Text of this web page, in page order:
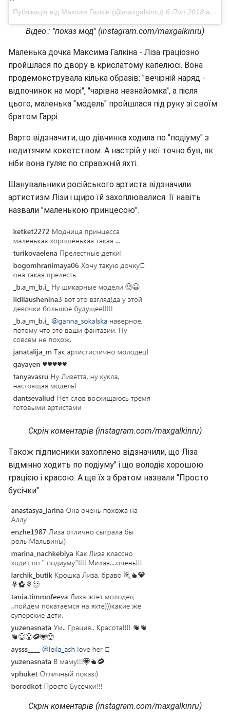
Публікація від Максим Галкін (@maxgalkinru) 6 Лип 2018 в 8:21 PDT
Відео : "показ мод" (instagram.com/maxgalkinru)
Маленька дочка Максима Галкіна - Ліза граціозно
пройшлася по двору в крислатому капелюсі. Вона
продемонструвала кілька образів: "вечірній наряд -
відпочинок на морі", "чарівна незнайомка", а після
цього, маленька "модель" пройшлася під руку зі своїм
братом Гаррі.
Варто відзначити, що дівчинка ходила по "подіуму" з
недитячим кокетством. А настрій у неї точно був, як
ніби вона гуляє по справжній яхті.
Шанувальники російського артиста відзначили
артистизм Лізи і щиро їй захоплювалися. Її навіть
назвали "маленькою принцесою".
Скрін коментарів (instagram.com/maxgalkinru)
Також підписники захоплено відзначили, що Ліза
відмінно ходить по подіуму" і що володіє хорошою
грацією і красою. А ще їх з братом назвали "Просто
бусічки"
Скрін коментарів (instagram.com/maxgalkinru)